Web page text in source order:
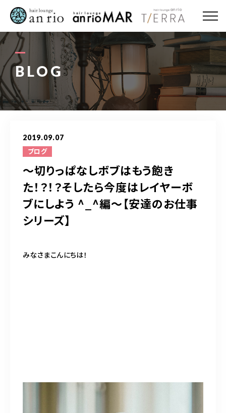
BLOG
2019.09.07
ブログ
〜切りっぱなしボブはもう飽き
た！？！？そしたら今度はレイヤーボ
ブにしよう ^_^編〜【安達のお仕事
シリーズ】
みなさまこんにちは！
ABOUT US
MENU
STYLE
STAFF〈anrio TIERRA〉
RECRUIT 求人・採用
098-917-5366